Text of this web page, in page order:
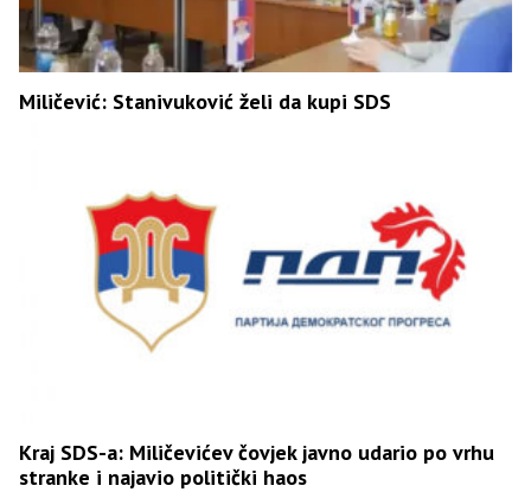
Miličević: Stanivuković želi da kupi SDS
Kraj SDS-a: Miličevićev čovjek javno udario po vrhu
stranke i najavio politički haos